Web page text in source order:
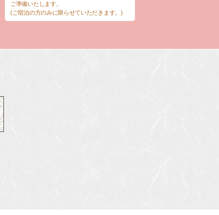
ご準備いたします。
(ご宿泊の方のみに限らせていただきます。)